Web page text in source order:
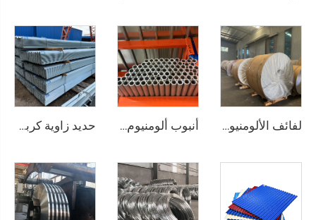
لفائف الألومنيوم الفولاذية أنبوب ألومنيوم دائري وفق معايير JIS وASTM، أنبوب غير ملحوم حديد زاوية كربوني زاوية متساوية الساقين